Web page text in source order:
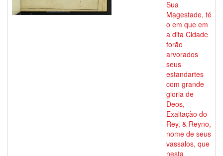
Sua
Magestade, té
o em que em
a dita Cidade
forão
arvorados
seus
estandartes
com grande
gloria de
Deos,
Exaltaçào do
Rey, & Reyno,
nome de seus
vassalos, que
nesta